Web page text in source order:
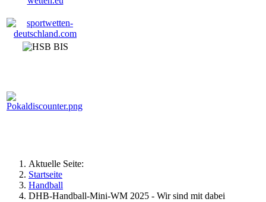
Aktuelle Seite:
Startseite
Handball
DHB-Handball-Mini-WM 2025 - Wir sind mit dabei